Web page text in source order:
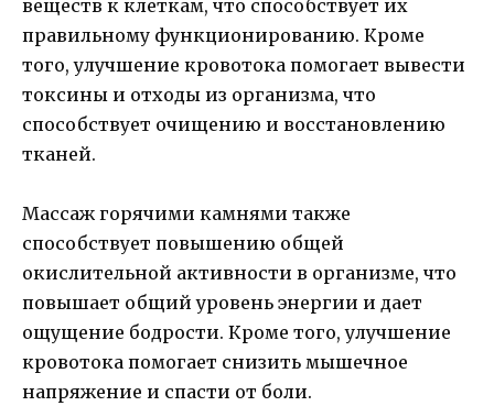
веществ к клеткам, что способствует их
правильному функционированию. Кроме
того, улучшение кровотока помогает вывести
токсины и отходы из организма, что
способствует очищению и восстановлению
тканей.
Массаж горячими камнями также
способствует повышению общей
окислительной активности в организме, что
повышает общий уровень энергии и дает
ощущение бодрости. Кроме того, улучшение
кровотока помогает снизить мышечное
напряжение и спасти от боли.